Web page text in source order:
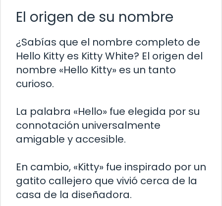
El origen de su nombre
¿Sabías que el nombre completo de
Hello Kitty es Kitty White? El origen del
nombre «Hello Kitty» es un tanto
curioso.
La palabra «Hello» fue elegida por su
connotación universalmente
amigable y accesible.
En cambio, «Kitty» fue inspirado por un
gatito callejero que vivió cerca de la
casa de la diseñadora.